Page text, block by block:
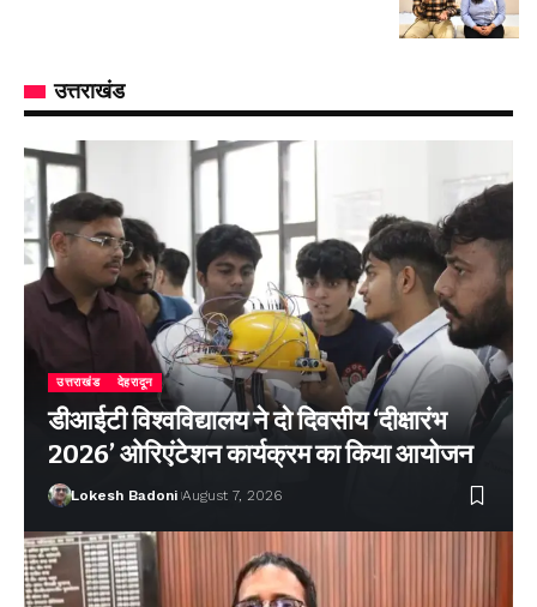
उत्तराखंड
उत्तराखंड देहरादून
डीआईटी विश्वविद्यालय ने दो दिवसीय ‘दीक्षारंभ
2026’ ओरिएंटेशन कार्यक्रम का किया आयोजन
Lokesh Badoni August 7, 2026